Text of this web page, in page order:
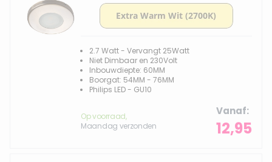
2.7 Watt - Vervangt 25Watt
Niet Dimbaar en 230Volt
Inbouwdiepte: 60MM
Boorgat: 54MM - 76MM
Philips LED - GU10
Op voorraad,
Maandag verzonden
Vanaf
12,95